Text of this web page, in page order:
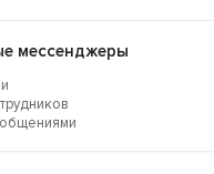
мессенджеры